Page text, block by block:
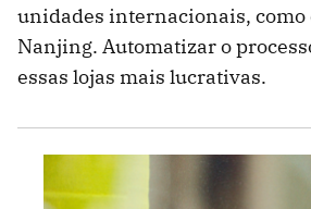
unidades internacionais, como
Nanjing. Automatizar o
essas lojas mais lucrativas.